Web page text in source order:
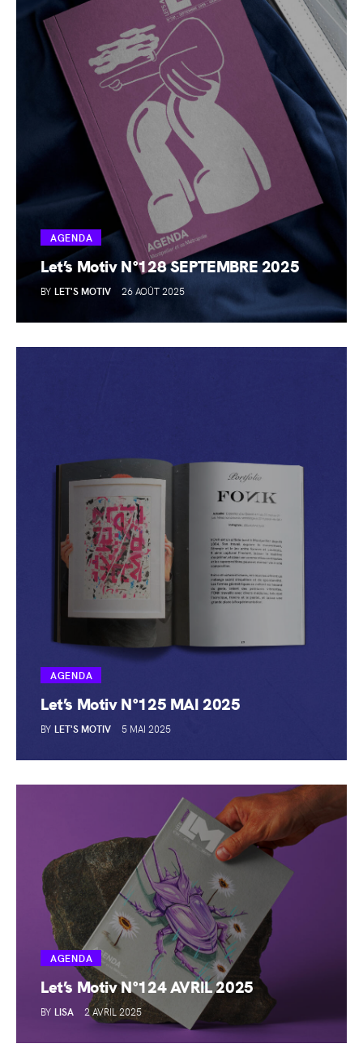
AGENDA
Let’s Motiv N°128 SEPTEMBRE 2025
BY LET'S MOTIV 26 AOÛT 2025
AGENDA
Let’s Motiv N°125 MAI 2025
BY LET'S MOTIV 5 MAI 2025
AGENDA
Let’s Motiv N°124 AVRIL 2025
BY LISA 2 AVRIL 2025